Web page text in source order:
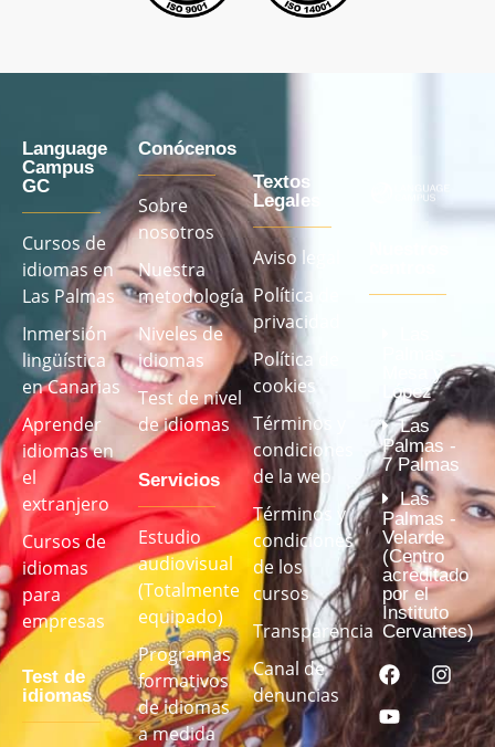
Language
Campus
GC
Cursos de
idiomas en
Las Palmas
Inmersión
lingüística
en Canarias
Aprender
idiomas en
el
extranjero
Cursos de
idiomas
para
empresas
Test de
idiomas
Conócenos
Sobre
nosotros
Nuestra
metodología
Niveles de
idiomas
Test de nivel
de idiomas
Servicios
Estudio
audiovisual
(Totalmente
equipado)
Programas
formativos
de idiomas
a medida
Textos
Legales
Aviso legal
Política de
privacidad
Política de
cookies
Términos y
condiciones
de la web
Términos y
condiciones
de los
cursos
Transparencia
Canal de
denuncias
Mesa y
López
Las
Palmas -
7 Palmas
Las
Palmas -
Velarde
(Centro
acreditado
por el
Instituto
Cervantes)